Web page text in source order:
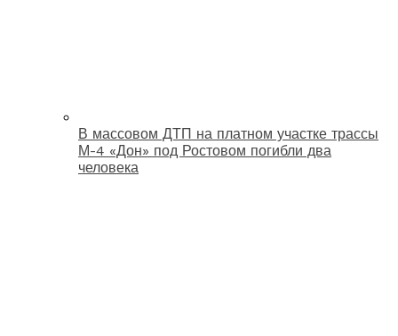
В массовом ДТП на платном участке трассы
М-4 «Дон» под Ростовом погибли два
человека